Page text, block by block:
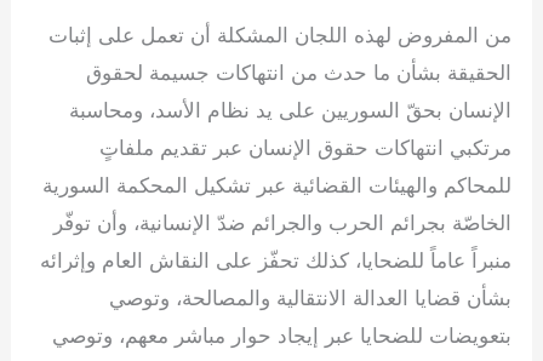
من المفروض لهذه اللجان المشكلة أن تعمل على إثبات
الحقيقة بشأن ما حدث من انتهاكات جسيمة لحقوق
الإنسان بحقّ السوريين على يد نظام الأسد، ومحاسبة
مرتكبي انتهاكات حقوق الإنسان عبر تقديم ملفاتٍ
للمحاكم والهيئات القضائية عبر تشكيل المحكمة السورية
الخاصّة بجرائم الحرب والجرائم ضدّ الإنسانية، وأن توفّر
منبراً عاماً للضحايا، كذلك تحفّز على النقاش العام وإثرائه
بشأن قضايا العدالة الانتقالية والمصالحة، وتوصي
بتعويضات للضحايا عبر إيجاد حوار مباشر معهم، وتوصي